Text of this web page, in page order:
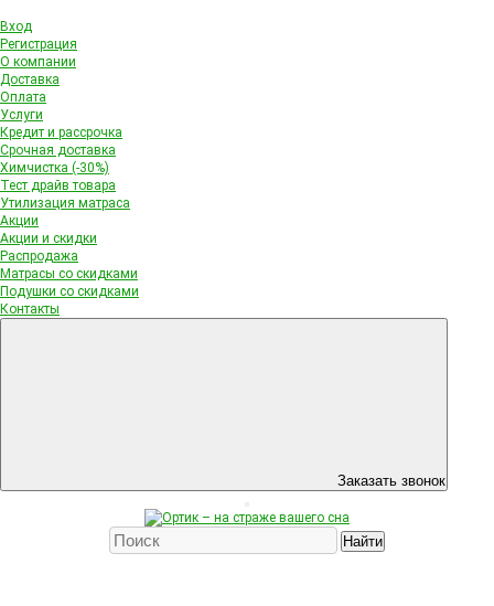
Вход
Регистрация
О компании
Доставка
Оплата
Услуги
Кредит и рассрочка
Срочная доставка
Химчистка (-30%)
Тест драйв товара
Утилизация матраса
Акции
Акции и скидки
Распродажа
Матрасы со скидками
Подушки со скидками
Контакты
Заказать звонок
Найти